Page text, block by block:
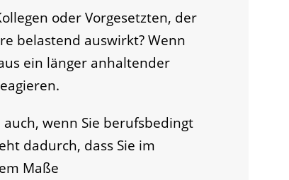
oder Vorgesetzten, der
belastend auswirkt? Wenn
ein länger anhaltender
wenn Sie berufsbedingt
dadurch, dass Sie im
Maße